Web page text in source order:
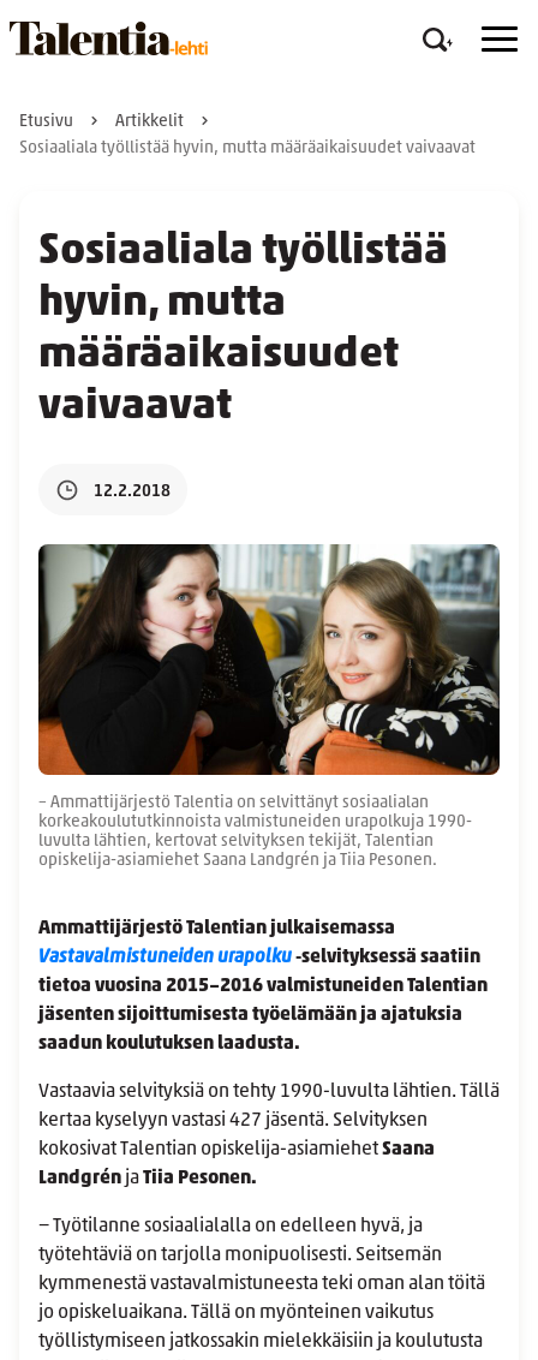
Etusivu
Artikkelit
Sosiaaliala työllistää hyvin, mutta määräaikaisuudet vaivaavat
Sosiaaliala työllistää
hyvin, mutta
määräaikaisuudet
vaivaavat
12.2.2018
– Ammattijärjestö Talentia on selvittänyt sosiaalialan
korkeakoulututkinnoista valmistuneiden urapolkuja 1990-
luvulta lähtien, kertovat selvityksen tekijät, Talentian
opiskelija-asiamiehet Saana Landgrén ja Tiia Pesonen.
Ammattijärjestö Talentian julkaisemassa
Vastavalmistuneiden urapolku‑selvityksessä saatiin
tietoa vuosina 2015−2016 valmistuneiden Talentian
jäsenten sijoittumisesta työelämään ja ajatuksia
saadun koulutuksen laadusta.
Vastaavia selvityksiä on tehty 1990-luvulta lähtien. Tällä
kertaa kyselyyn vastasi 427 jäsentä. Selvityksen
kokosivat Talentian opiskelija-asiamiehetSaana
Landgrén jaTiia Pesonen.
− Työtilanne sosiaalialalla on edelleen hyvä, ja
työtehtäviä on tarjolla monipuolisesti. Seitsemän
kymmenestä vastavalmistuneesta teki oman alan töitä
jo opiskeluaikana. Tällä on myönteinen vaikutus
työllistymiseen jatkossakin mielekkäisiin ja koulutusta